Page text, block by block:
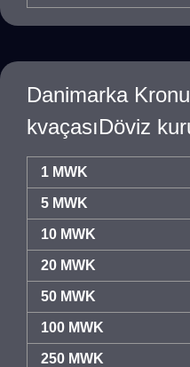
Danimarka
kvaçasıDöviz
1 MWK
5 MWK
10 MWK
20 MWK
50 MWK
100 MWK
250 MWK